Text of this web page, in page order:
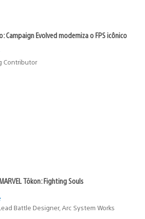
Campaign Evolved moderniza o FPS icônico
Contributor
Tōkon: Fighting Souls
Battle Designer, Arc System Works